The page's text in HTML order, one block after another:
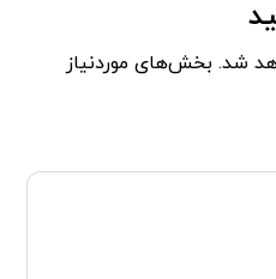
شد. بخش‌های موردنیاز